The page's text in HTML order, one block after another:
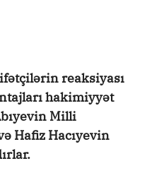
reaksiyası
hakimiyyət
Milli
Hafiz Hacıyevin